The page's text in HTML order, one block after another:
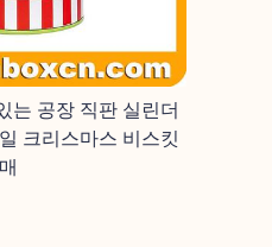
는 공장 직판 실린더
크리스마스 비스킷